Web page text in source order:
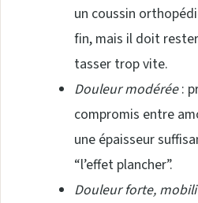
un coussin
fin, mais il doit
tasser trop vite.
Douleur modérée:
compromis entre
une épaisseur
“l’effet plancher”.
Douleur forte,